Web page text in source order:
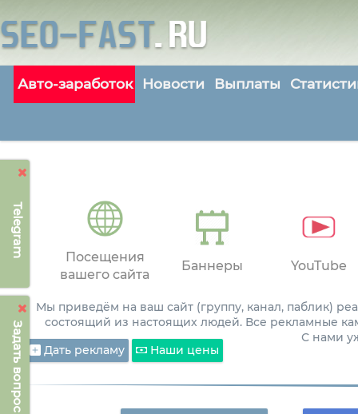
Telegram
Задать вопрос
Авто-заработок Новости Выплаты
Посещения
вашего сайта
Баннеры YouTube
Мы приведём на ваш сайт (группу, канал, паблик)
состоящий из настоящих людей. Все рекламные
С нами
Дать рекламу
Наши цены